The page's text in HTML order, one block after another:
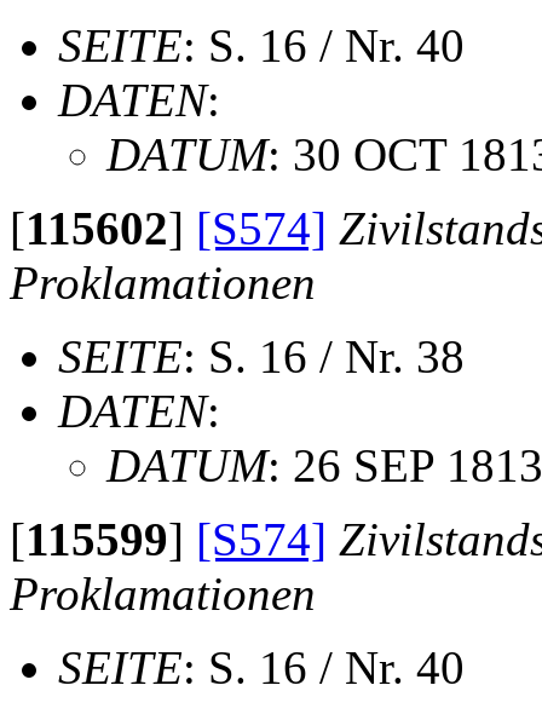
SEITE: S. 16 / Nr. 40
DATEN:
DATUM: 30 OCT
[115602] [S574]
Proklamationen
SEITE: S. 16 / Nr. 38
DATEN:
DATUM: 26 SEP 1813
[115599] [S574]
Proklamationen
SEITE: S. 16 / Nr. 40